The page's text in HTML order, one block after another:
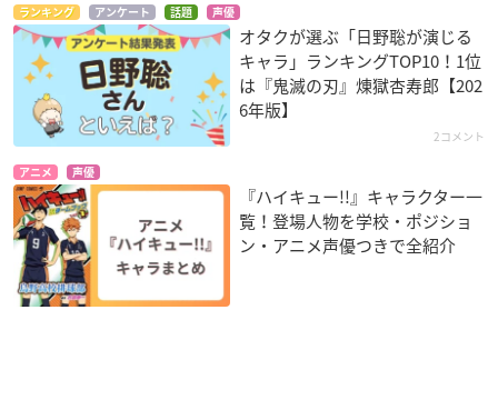
ランキング アンケート 話題 声優
オタクが選ぶ「日野聡が演じる
キャラ」ランキングTOP10！1位
は『鬼滅の刃』煉󠄁獄杏寿郎【202
6年版】
2コメント
アニメ 声優
『ハイキュー!!』キャラクター一
覧！登場人物を学校・ポジショ
ン・アニメ声優つきで全紹介